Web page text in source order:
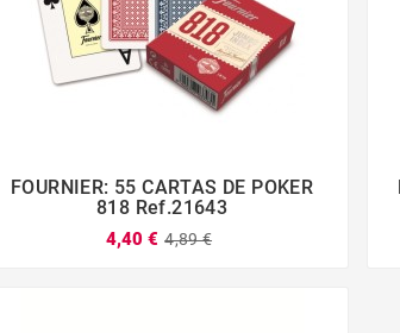
 
FOURNIER: 55 CARTAS DE POKER
818 Ref.21643
4,40 € 4,89 €